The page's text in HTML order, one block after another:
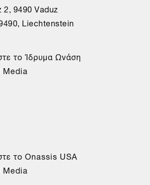
9490 Vaduz
Liechtenstein
το Ίδρυμα Ωνάση
το Onassis USA